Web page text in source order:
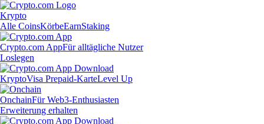
Krypto
Alle CoinsKörbeEarnStaking
Crypto.com AppFür alltägliche Nutzer
Loslegen
KryptoVisa Prepaid-KarteLevel Up
OnchainFür Web3-Enthusiasten
Erweiterung erhalten